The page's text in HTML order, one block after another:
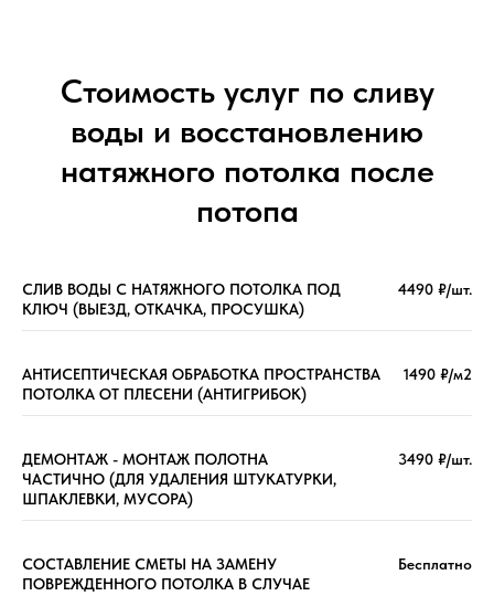
Стоимость услуг по сливу
воды и восстановлению
натяжного потолка после
потопа
СЛИВ ВОДЫ С НАТЯЖНОГО ПОТОЛКА ПОД
КЛЮЧ (ВЫЕЗД, ОТКАЧКА, ПРОСУШКА)
4490 ₽/шт.
АНТИСЕПТИЧЕСКАЯ ОБРАБОТКА ПРОСТРАНСТВА
ПОТОЛКА ОТ ПЛЕСЕНИ (АНТИГРИБОК)
1490 ₽/м2
ДЕМОНТАЖ - МОНТАЖ ПОЛОТНА
ЧАСТИЧНО (ДЛЯ УДАЛЕНИЯ ШТУКАТУРКИ,
ШПАКЛЕВКИ, МУСОРА)
3490 ₽/шт.
СОСТАВЛЕНИЕ СМЕТЫ НА ЗАМЕНУ
ПОВРЕЖДЕННОГО ПОТОЛКА В СЛУЧАЕ
Бесплатно